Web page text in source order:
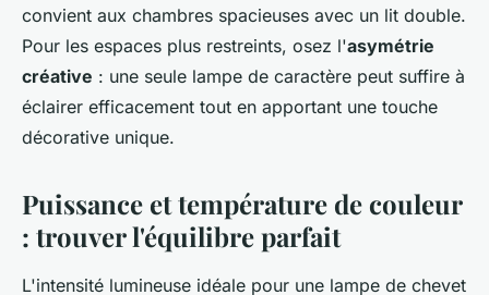
convient aux chambres spacieuses avec un lit double.
Pour les espaces plus restreints, osez l'asymétrie
créative : une seule lampe de caractère peut suffire à
éclairer efficacement tout en apportant une touche
décorative unique.
Puissance et température de couleur
: trouver l'équilibre parfait
L'intensité lumineuse idéale pour une lampe de chevet